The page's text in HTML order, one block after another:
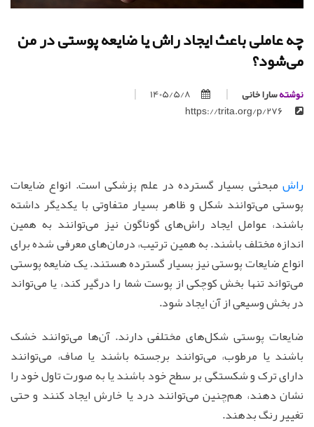
چه عاملی باعث ایجاد راش یا ضایعه پوستی در من
می‌شود؟
نوشتهسارا خانی
1405/5/8
راش مبحثی بسیار گسترده در علم پزشکی است. انواع ضایعات
پوستی می‌توانند شکل و ظاهر بسیار متفاوتی با یکدیگر داشته
باشند، عوامل ایجاد راش‌های گوناگون نیز می‌توانند به همین
اندازه مختلف باشند. به همین ترتیب، درمان‌های معرفی شده برای
انواع ضایعات پوستی نیز بسیار گسترده هستند. یک ضایعه پوستی
می‌تواند تنها بخش کوچکی از پوست شما را درگیر کند، یا می‌تواند
در بخش وسیعی از آن ایجاد شود.
ضایعات پوستی شکل‌های مختلفی دارند. آن‌ها می‌توانند خشک
باشند یا مرطوب، می‌توانند برجسته باشند یا صاف، می‌توانند
دارای ترک و شکستگی بر سطح خود باشند یا به صورت تاول خود را
نشان دهند، هم‌چنین می‌توانند درد یا خارش ایجاد کنند و حتی
تغییر رنگ بدهند.